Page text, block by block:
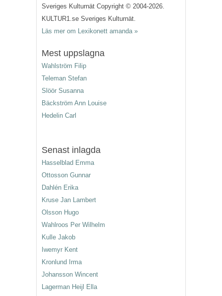
Sveriges Kulturnät Copyright © 2004-2026.
KULTUR1.se Sveriges Kulturnät.
Läs mer om Lexikonett amanda »
Mest uppslagna
Wahlström Filip
Teleman Stefan
Slöör Susanna
Bäckström Ann Louise
Hedelin Carl
Senast inlagda
Hasselblad Emma
Ottosson Gunnar
Dahlén Erika
Kruse Jan Lambert
Olsson Hugo
Wahlroos Per Wilhelm
Kulle Jakob
Iwemyr Kent
Kronlund Irma
Johansson Wincent
Lagerman Heijl Ella